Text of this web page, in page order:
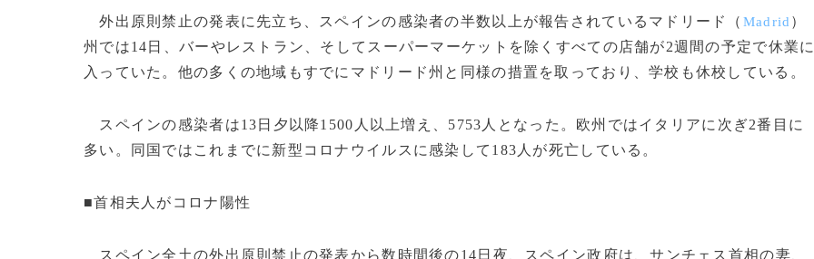
外出原則禁止の発表に先立ち、スペインの感染者の半数以上が報告されているマドリード（ Madrid ）
州では14日、バーやレストラン、そしてスーパーマーケットを除くすべての店舗が2週間の予定で休業
入っていた。他の多くの地域もすでにマドリード州と同様の措置を取っており、学校も休校している。
スペインの感染者は13日夕以降1500人以上増え、5753人となった。欧州ではイタリアに次ぎ2番目に
多い。同国ではこれまでに新型コロナウイルスに感染して183人が死亡している。
■首相夫人がコロナ陽性
スペイン全土の外出原則禁止の発表から数時間後の14日夜、スペイン政府は、サンチェス首相の妻、